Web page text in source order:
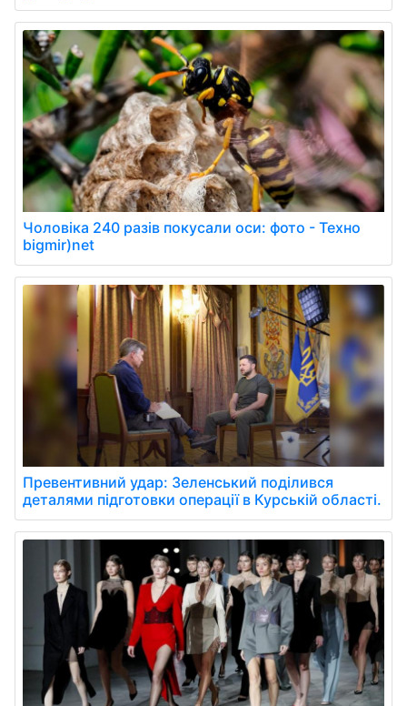
Чоловіка 240 разів покусали оси: фото - Техно
bigmir)net
Превентивний удар: Зеленський поділився
деталями підготовки операції в Курській області.